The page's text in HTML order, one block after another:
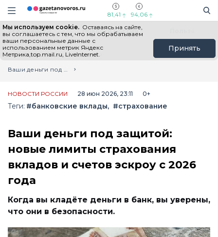
Информационный портал "ГазетаНоворос.ру"
Навигация сайта
81,41 94,06
Мы используем cookie. Оставаясь на сайте,
вы соглашаетесь с тем, что мы обрабатываем
ваши персональные данные с
использованием метрик Яндекс
Метрика,top.mail.ru, LiveInternet.
Принять
Все новости Новости России
Главная
Лента новостей
Ваши деньги под защитой: новые лимиты страхования вкладов и счетов эскроу с 2026 года
НОВОСТИ РОССИИ 28 июн 2026, 23:11 0+
Теги: #банковские вклады #страхование
Ваши деньги под защитой:
новые лимиты страхования
вкладов и счетов эскроу с 2026
года
Когда вы кладёте деньги в банк, вы уверены,
что они в безопасности.